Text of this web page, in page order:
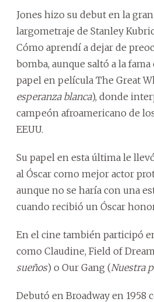
Jones hizo su debut en la
largometraje de Stanley
Cómo aprendí a dejar de
bomba, aunque saltó a la fama
papel en película The Great
esperanza blanca), donde
campeón afroamericano de
EEUU.
Su papel en esta última le
al Óscar como mejor actor
aunque no se haría con una
cuando recibió un Óscar
En el cine también participó
como Claudine, Field of
sueños) o Our Gang (Nuestra
Debutó en Broadway en 1958